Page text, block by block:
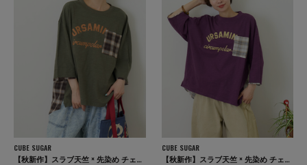
CUBE SUGAR
【秋新作】スラブ天竺 × 先染め チェック ポケ付 リメイク風 プルオーバー Tシャツ
CUBE SUGAR
【秋新作】スラブ天竺 × 先染め チェック ポケ付 リメイク風 プルオーバー Tシャツ